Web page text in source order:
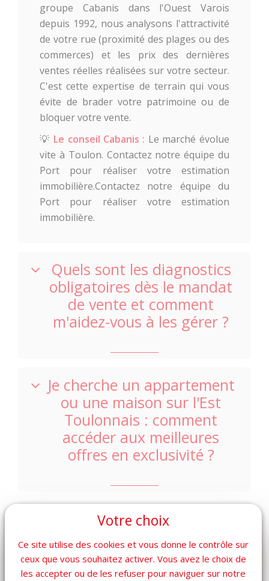
groupe Cabanis dans l'Ouest Varois
depuis 1992, nous analysons l'attractivité
de votre rue (proximité des plages ou des
commerces) et les prix des dernières
ventes réelles réalisées sur votre secteur.
C'est cette expertise de terrain qui vous
évite de brader votre patrimoine ou de
bloquer votre vente.
💡 Le conseil Cabanis : Le marché évolue
vite à Toulon. Contactez notre équipe du
Port pour réaliser votre estimation
immobilière.Contactez notre équipe du
Port pour réaliser votre estimation
immobilière.
Quels sont les diagnostics
obligatoires dès le mandat
de vente et comment
m'aidez-vous à les gérer ?
Je cherche un appartement
ou une maison sur l'Est
Toulonnais : comment
accéder aux meilleures
offres en exclusivité ?
Quelles sont les spécificités
bien en copropriété à
Toulon ?
Votre choix
Ce site utilise des cookies et vous donne le contrôle sur
ceux que vous souhaitez activer. Vous avez le choix de
les accepter ou de les refuser pour naviguer sur notre